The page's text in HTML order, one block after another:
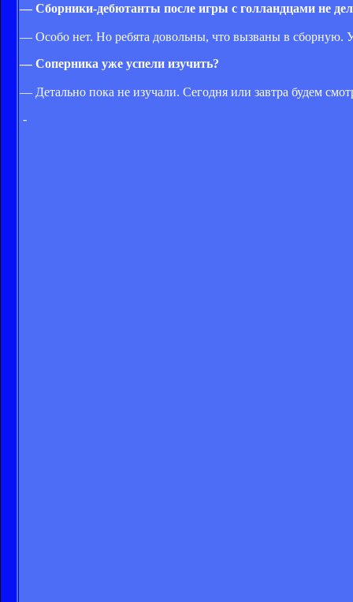
— Сборники-дебютанты после игры с голландцами не
— Особо нет. Но ребята довольны, что вызваны в сборную.
— Соперника уже успели изучить?
— Детально пока не изучали. Сегодня или завтра будем
-